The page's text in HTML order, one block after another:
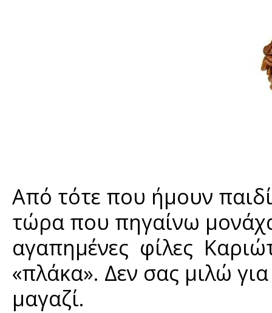
Από τότε που ήμουν
τώρα που πηγαίνω
αγαπημένες φίλες
«πλάκα». Δεν σας μιλώ
μαγαζί.